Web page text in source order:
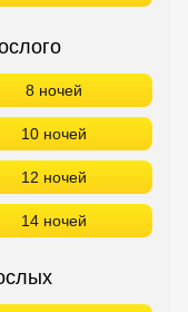
8 ночей
10 ночей
12 ночей
14 ночей